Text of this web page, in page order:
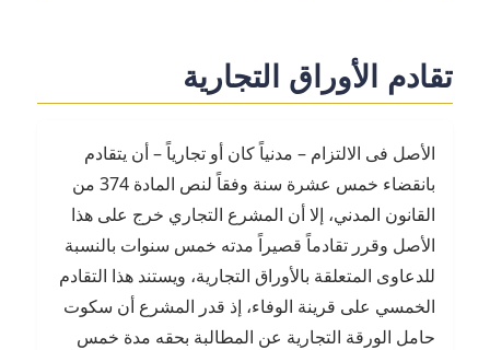
تقادم الأوراق التجارية
الأصل فى الالتزام – مدنياً كان أو تجارياً – أن يتقادم
بانقضاء خمس عشرة سنة وفقاً لنص المادة 374 من
القانون المدني، إلا أن المشرع التجاري خرج على هذا
الأصل وقرر تقادماً قصيراً مدته خمس سنوات بالنسبة
للدعاوى المتعلقة بالأوراق التجارية، ويستند هذا التقادم
الخمسي على قرينة الوفاء، إذ قدر المشرع أن سكوت
حامل الورقة التجارية عن المطالبة بحقه مدة خمس